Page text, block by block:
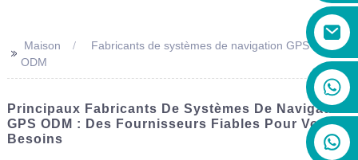
+86 19888492894
>> Maison
Fabricants de systèmes de navigation GPS
ODM
Principaux Fabricants De Systèmes De Navigation
GPS ODM : Des Fournisseurs Fiables Pour Vos
Besoins